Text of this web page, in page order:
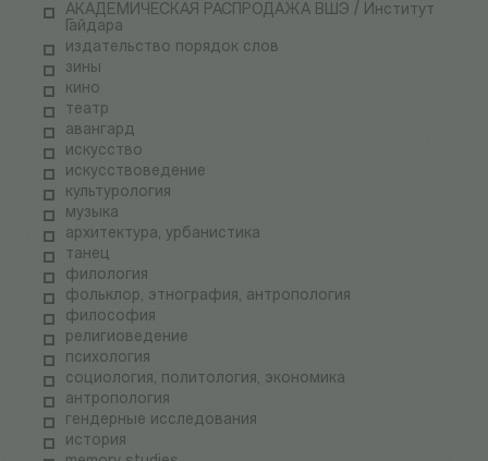
АКАДЕМИЧЕСКАЯ РАСПРОДАЖА ВШЭ / Институт
Гайдара
издательство порядок слов
зины
кино
театр
авангард
искусство
искусствоведение
культурология
музыка
архитектура, урбанистика
танец
филология
фольклор, этнография, антропология
философия
религиоведение
психология
социология, политология, экономика
антропология
гендерные исследования
история